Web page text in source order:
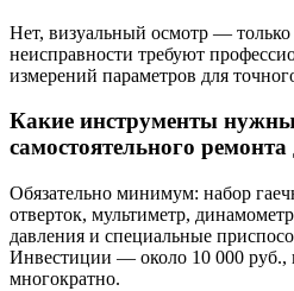
Нет, визуальный осмотр —
неисправности требуют
измерений параметров для
Какие инструменты
самостоятельного ремонта
Обязательно минимум: набор
отверток, мультиметр,
давления и специальные
Инвестиции — около 10 000 руб.,
многократно.